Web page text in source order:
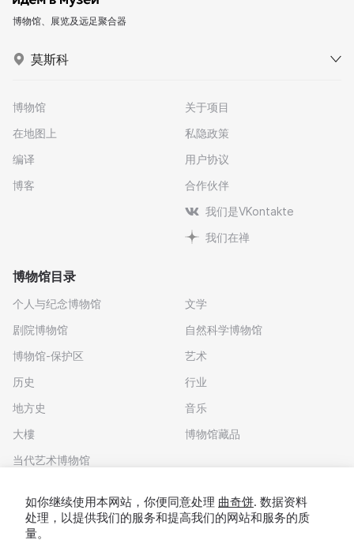
博物馆、展览及远足聚合器
莫斯科
博物馆
在地图上
编译
博客
关于项目
私隐政策
用户协议
合作伙伴
我们是VKontakte
我们在禅
博物馆目录
个人与纪念博物馆
剧院博物馆
博物馆-保护区
历史
地方史
大樓
当代艺术博物馆
文学
自然科学博物馆
艺术
行业
音乐
博物馆藏品
如你继续使用本网站，你便同意处理 曲奇饼. 数据资料
处理，以提供我们的服务和提高我们的网站和服务的质
量。